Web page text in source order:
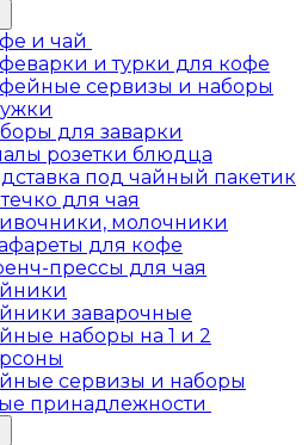
и чай
и турки для кофе
сервизы и наборы
для заварки
розетки блюдца
под чайный пакетик
для чая
молочники
для кофе
прессы для чая
заварочные
наборы на 1 и 2
сервизы и наборы
принадлежности